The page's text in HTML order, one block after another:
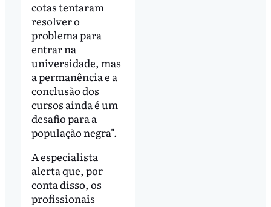
cotas tentaram
resolver o
problema para
entrar na
universidade, mas
a permanência e a
conclusão dos
cursos ainda é um
desafio para a
população negra".
A especialista
alerta que, por
conta disso, os
profissionais